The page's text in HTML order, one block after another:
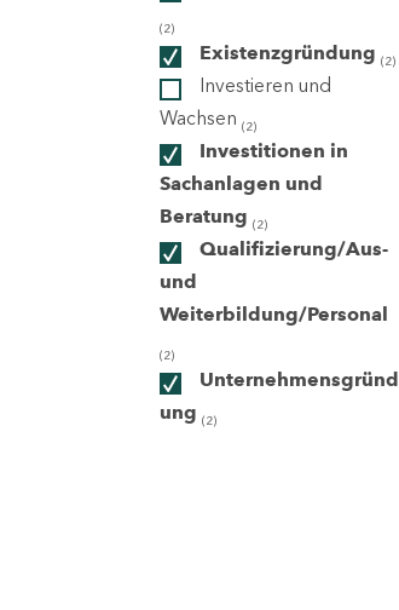
(2)
Existenzgründung (2)
Investieren und
Wachsen (2)
Investitionen in
Sachanlagen und
Beratung (2)
Qualifizierung/Aus-
und
Weiterbildung/Personal
(2)
Unternehmensgründ
ung (2)